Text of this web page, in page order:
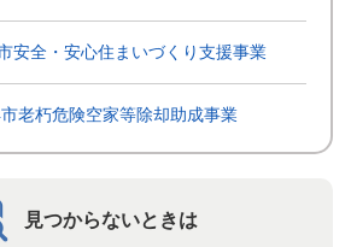
安全・安心住まいづくり支援事業
老朽危険空家等除却助成事業
見つからないときは